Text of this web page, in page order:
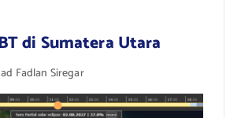
di Sumatera Utara
Fadlan Siregar